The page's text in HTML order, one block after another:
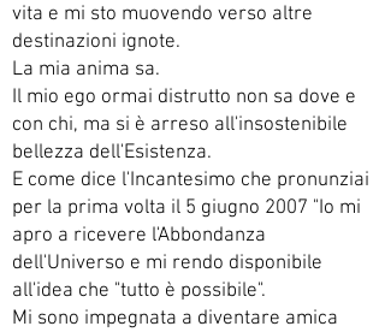
vita e mi sto muovendo verso altre
destinazioni ignote.
La mia anima sa.
Il mio ego ormai distrutto non sa dove e
con chi, ma si è arreso all'insostenibile
bellezza dell'Esistenza.
E come dice l'Incantesimo che pronunziai
per la prima volta il 5 giugno 2007 "Io mi
apro a ricevere l'Abbondanza
dell'Universo e mi rendo disponibile
all'idea che "tutto è possibile".
Mi sono impegnata a diventare amica